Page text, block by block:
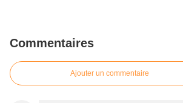
Commentaires
Ajouter un commentaire